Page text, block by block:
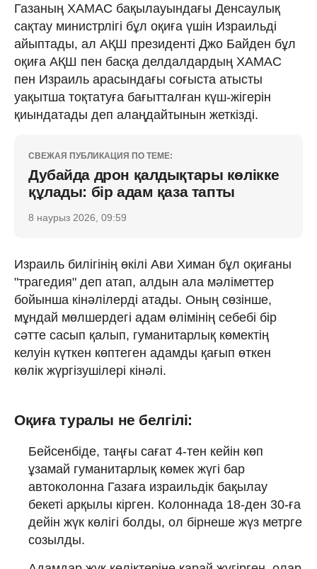
Газаның ХАМАС бақылауындағы Денсаулық
сақтау министрлігі бұл оқиға үшін Израильді
айыптады, ал АҚШ президенті Джо Байден бұл
оқиға АҚШ пен басқа делдалдардың ХАМАС
пен Израиль арасындағы соғыста атысты
уақытша тоқтатуға бағытталған күш-жігерін
қиындатады деп алаңдайтынын жеткізді.
СВЕЖАЯ ПУБЛИКАЦИЯ ПО ТЕМЕ:
Дубайда дрон қалдықтары көлікке
құлады: бір адам қаза тапты
8 наурыз 2026, 09:59
Израиль билігінің өкілі Ави Химан бұл оқиғаны
"трагедия" деп атап, алдын ала мәліметтер
бойынша кінәлілерді атады. Оның сөзінше,
мұндай мөлшердегі адам өлімінің себебі бір
сәтте сасып қалып, гуманитарлық көмектің
келуін күткен көптеген адамды қағып өткен
көлік жүргізушілері кінәлі.
Оқиға туралы не белгілі:
Бейсенбіде, таңғы сағат 4-тен кейін көп
ұзамай гуманитарлық көмек жүгі бар
автоколонна Газаға израильдік бақылау
бекеті арқылы кірген. Колоннада 18-ден 30-ға
дейін жүк көлігі болды, ол бірнеше жүз метрге
созылды.